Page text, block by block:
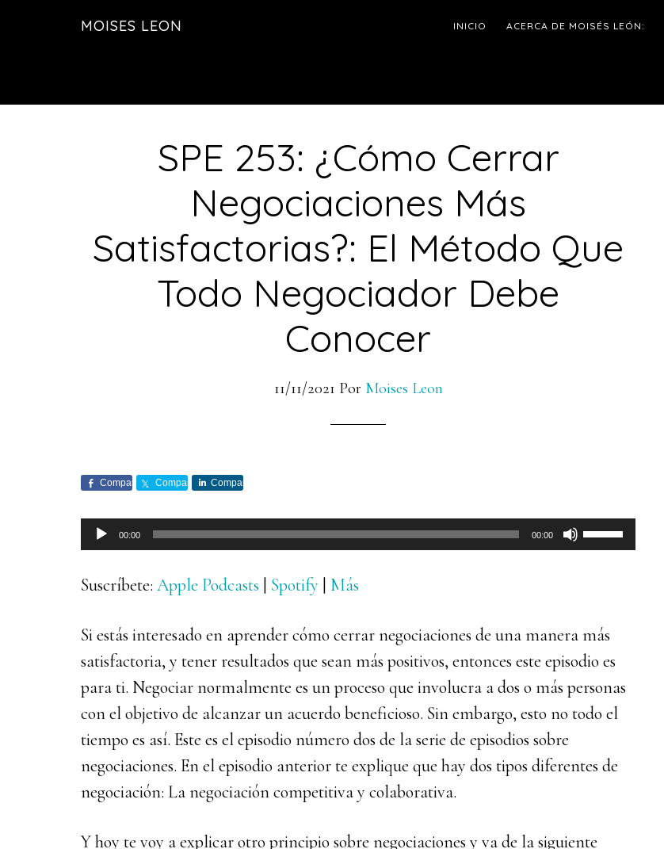
MOISES LEON INICIO ACERCA DE MOISÉS LEÓN:
SPE 253: ¿Cómo Cerrar
Negociaciones Más
Satisfactorias?: El Método Que
Todo Negociador Debe
Conocer
11/11/2021 Por Moises Leon
Comparte Comparte Comparte
Reproductor
de
audio
00:00 00:00
Utiliza
las
flecha
arriba/abajo
para
aumentar
disminuir
Suscríbete: Apple Podcasts | Spotify | Más
Si estás interesado en aprender cómo cerrar negociaciones de una manera más
satisfactoria, y tener resultados que sean más positivos, entonces este episodio es
para ti. Negociar normalmente es un proceso que involucra a dos o más personas
con el objetivo de alcanzar un acuerdo beneficioso. Sin embargo, esto no todo el
tiempo es así. Este es el episodio número dos de la serie de episodios sobre
negociaciones. En el episodio anterior te explique que hay dos tipos diferentes de
negociación: La negociación competitiva y colaborativa.
Y hoy te voy a explicar otro principio sobre negociaciones y va de la siguiente